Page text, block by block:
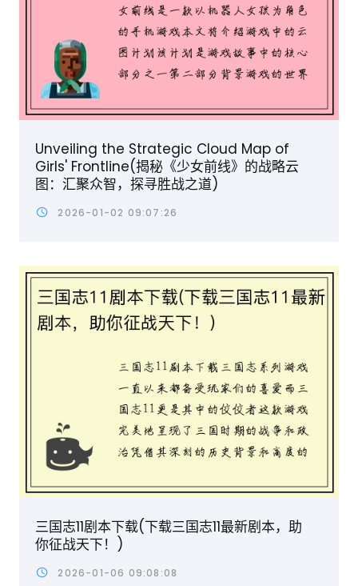
Unveiling the Strategic Cloud Map of
Girls' Frontline(揭秘《少女前线》的战略云
图：汇聚众智，探寻胜战之道)
2026-01-02 09:07:26
三国志11剧本下载(下载三国志11最新剧本，助
你征战天下！)
2026-01-06 09:08:08